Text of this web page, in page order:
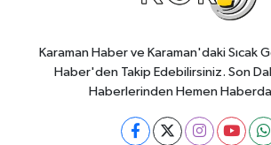
Karaman Haber ve Karaman'daki Sıcak
Haber'den Takip Edebilirsiniz. Son
Haberlerinden Hemen